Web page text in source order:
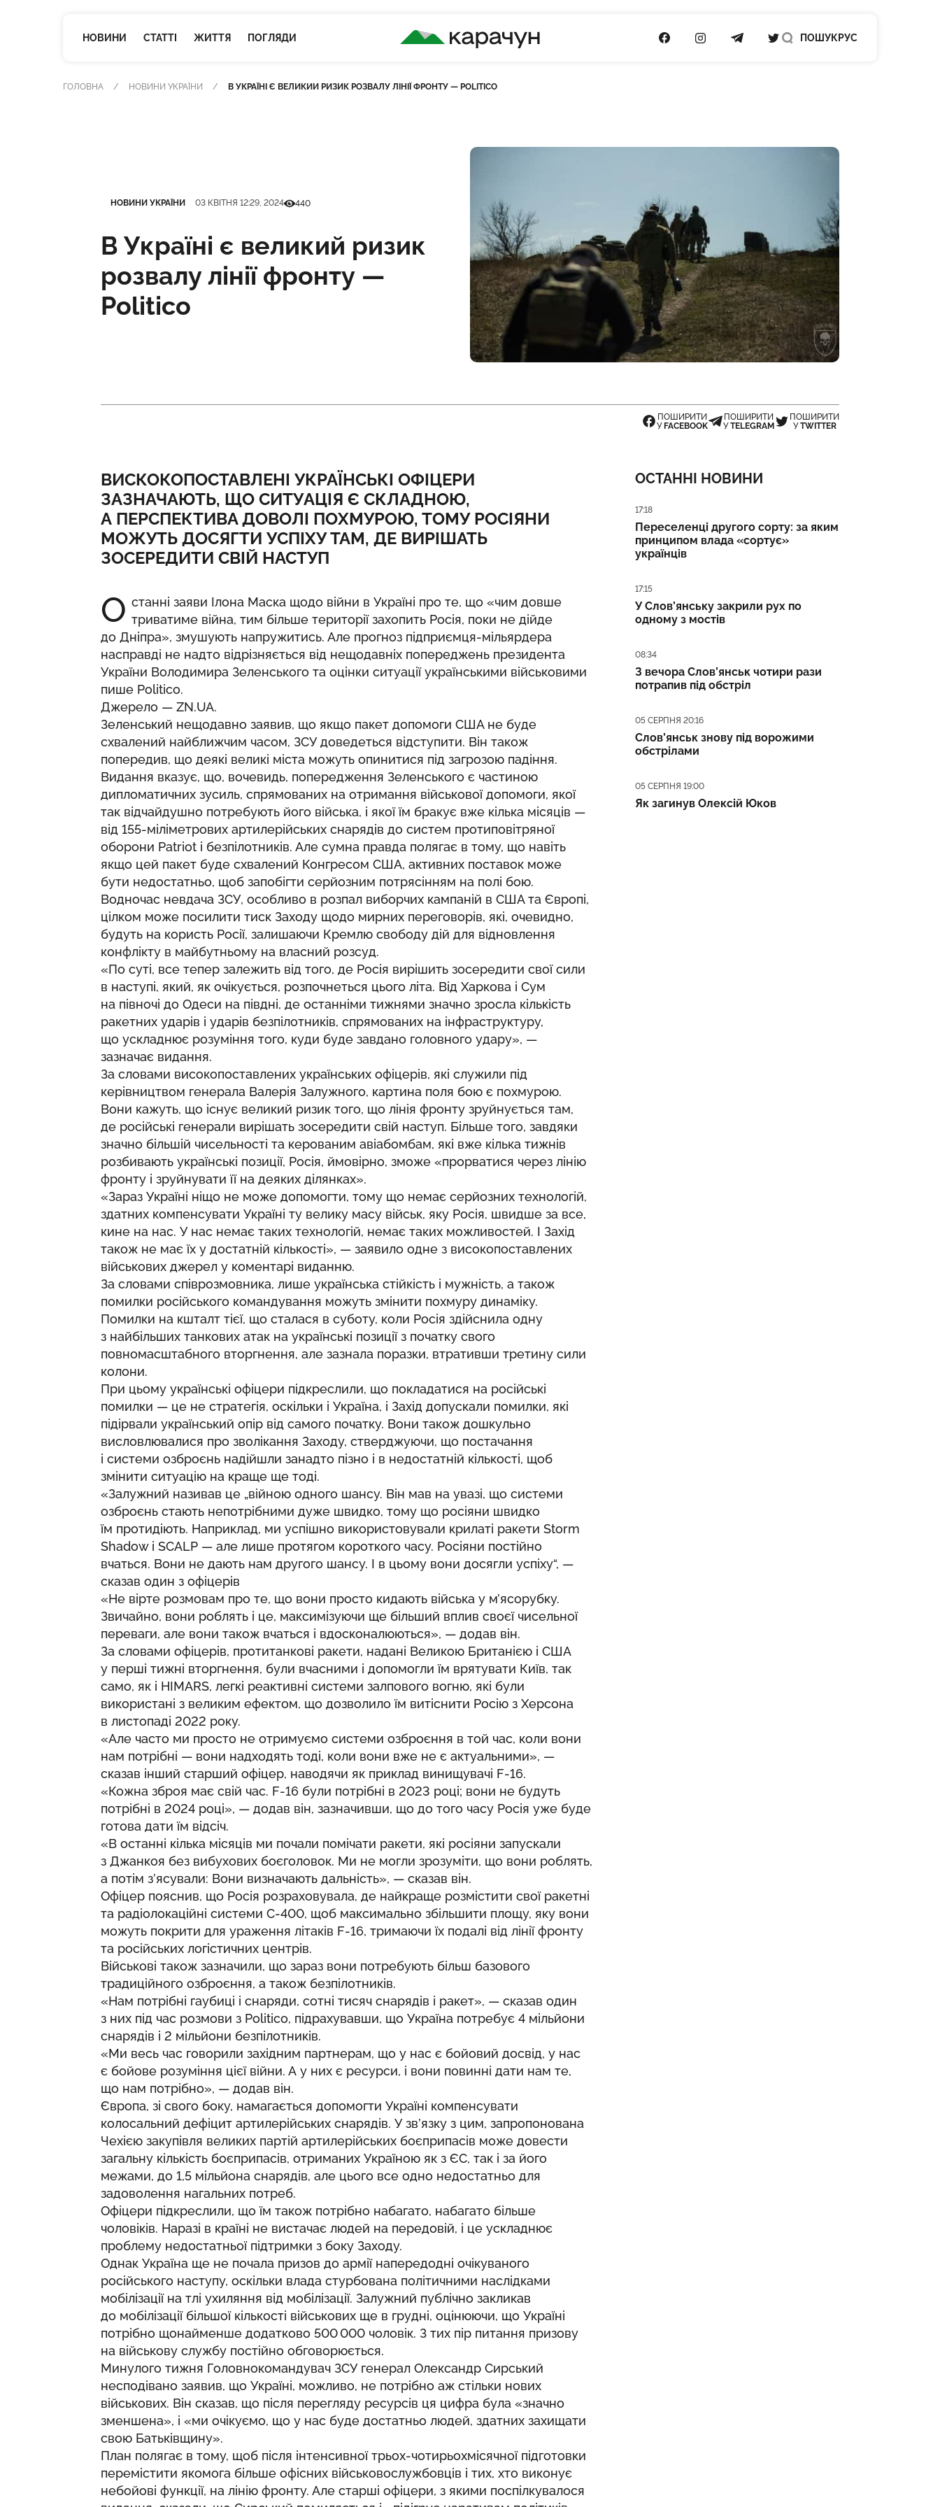
НОВИНИ СТАТТІ ЖИТТЯ ПОГЛЯДИ
КАРАЧУН
ПОСИЛАННЯ НА FACEBOOK
ПОСИЛАННЯ НА INSTAGRAM
ПОСИЛАННЯ НА TELEGRAM
ПОСИЛАННЯ НА TWITTER
ПОШУК РУС
ГОЛОВНА НОВИНИ УКРАЇНИ В УКРАЇНІ Є ВЕЛИКИЙ РИЗИК РОЗВАЛУ ЛІНІЇ ФРОНТУ — POLITICO
НОВИНИ УКРАЇНИ 03 КВІТНЯ 12:29, 2024Кількість переглядів
440
В Україні є великий ризик
розвалу лінії фронту —
Politico
ПОШИРИТИ
У FACEBOOK
ПОШИРИТИ
УTELEGRAM
ПОШИРИТИ
УTWITTER
ВИСКОКОПОСТАВЛЕНІ УКРАЇНСЬКІ ОФІЦЕРИ
ЗАЗНАЧАЮТЬ, ЩО СИТУАЦІЯ Є СКЛАДНОЮ,
А ПЕРСПЕКТИВА ДОВОЛІ ПОХМУРОЮ, ТОМУ РОСІЯНИ
МОЖУТЬ ДОСЯГТИ УСПІХУ ТАМ, ДЕ ВИРІШАТЬ
ЗОСЕРЕДИТИ СВІЙ НАСТУП
О станні заяви Ілона Маска щодо війни в Україні про те, що «чим довше
триватиме війна, тим більше територіїзахопить Росія, поки не дійде
до Дніпра», змушують напружитись. Але прогноз підприємця-мільярдера
насправді не надто відрізняється від нещодавніх попереджень президента
України Володимира Зеленського та оцінки ситуації українськими військовими
пише Politico.
Джерело — ZN.UA.
Зеленський нещодавно заявив, що якщо пакет допомоги США не буде
схвалений найближчим часом, ЗСУ доведеться відступити. Він також
попередив, що деякі великі міста можуть опинитися під загрозою падіння.
Видання вказує, що, вочевидь, попередження Зеленського є частиною
дипломатичних зусиль, спрямованих на отримання військової допомоги, якої
так відчайдушно потребують його війська, і якої їм бракує вже кілька місяців —
від 155-міліметрових артилерійських снарядів до систем протиповітряної
оборони Patriot і безпілотників. Але сумна правда полягає в тому, що навіть
якщо цей пакет буде схвалений Конгресом США, активних поставок може
бути недостатньо, щоб запобігти серйозним потрясінням на полі бою.
Водночас невдача ЗСУ, особливо в розпал виборчих кампаній в США та Європі,
цілком може посилити тиск Заходу щодо мирних переговорів, які, очевидно,
будуть на користь Росії, залишаючи Кремлю свободу дій для відновлення
конфлікту в майбутньому на власний розсуд.
«По суті, все тепер залежить від того, де Росія вирішить зосередити свої сили
в наступі, який, як очікується, розпочнеться цього літа. Від Харкова і Сум
на півночі до Одеси на півдні, де останніми тижнями значно зросла кількість
ракетних ударів і ударів безпілотників, спрямованих на інфраструктуру,
що ускладнює розуміння того, куди буде завдано головного удару», —
зазначає видання.
За словами високопоставлених українських офіцерів, які служили під
керівництвом генерала Валерія Залужного, картина поля бою є похмурою.
Вони кажуть, що існує великий ризик того, що лінія фронту зруйнується там,
де російські генерали вирішать зосередити свій наступ. Більше того, завдяки
значно більшій чисельності та керованим авіабомбам, які вже кілька тижнів
розбивають українські позиції, Росія, ймовірно, зможе «прорватися через лінію
фронту і зруйнувати її на деяких ділянках».
«Зараз Україні ніщо не може допомогти, тому що немає серйозних технологій,
здатних компенсувати Україні ту велику масу військ, яку Росія, швидше за все,
кине на нас. У нас немає таких технологій, немає таких можливостей. І Захід
також не має їх у достатній кількості», — заявило одне з високопоставлених
військових джерел у коментарі виданню.
За словами співрозмовника, лише українська стійкість і мужність, а також
помилки російського командування можуть змінити похмуру динаміку.
Помилки на кшталт тієї, що сталася в суботу, коли Росія здійснила одну
з найбільших танкових атак на українські позиції з початку свого
повномасштабного вторгнення, але зазнала поразки, втративши третину сили
колони.
При цьому українські офіцери підкреслили, що покладатися на російські
помилки — це не стратегія, оскільки і Україна, і Захід допускали помилки, які
підірвали український опір від самого початку. Вони також дошкульно
висловлювалися про зволікання Заходу, стверджуючи, що постачання
і системи озброєнь надійшли занадто пізно і в недостатній кількості, щоб
змінити ситуацію на краще ще тоді.
«Залужний називав це „війною одного шансу. Він мав на увазі, що системи
озброєнь стають непотрібними дуже швидко, тому що росіяни швидко
їм протидіють. Наприклад, ми успішно використовували крилаті ракети Storm
Shadow і SCALP — але лише протягом короткого часу. Росіяни постійно
вчаться. Вони не дають нам другого шансу. І в цьому вони досягли успіху“, —
сказав один з офіцерів
«Не вірте розмовам про те, що вони просто кидають війська у м’ясорубку.
Звичайно, вони роблять і це, максимізуючи ще більший вплив своєї чисельної
переваги, але вони також вчаться і вдосконалюються», — додав він.
За словами офіцерів, протитанкові ракети, надані Великою Британією і США
у перші тижні вторгнення, були вчасними і допомогли їм врятувати Київ, так
само, як і HIMARS, легкі реактивні системи залпового вогню, які були
використані з великим ефектом, що дозволило їм витіснити Росію з Херсона
в листопаді 2022 року.
«Але часто ми просто не отримуємо системи озброєння в той час, коли вони
нам потрібні — вони надходять тоді, коли вони вже не є актуальними», —
сказав інший старший офіцер, наводячи як приклад винищувачі F-16.
«Кожна зброя має свій час. F-16 були потрібні в 2023 році; вони не будуть
потрібні в 2024 році», — додав він, зазначивши, що до того часу Росія уже буде
готова дати їм відсіч.
«В останні кілька місяців ми почали помічати ракети, які росіяни запускали
з Джанкоя без вибухових боєголовок. Ми не могли зрозуміти, що вони роблять,
а потім з’ясували: Вони визначають дальність», — сказав він.
Офіцер пояснив, що Росія розраховувала, де найкраще розмістити свої ракетні
та радіолокаційні системи С-400, щоб максимально збільшити площу, яку вони
можуть покрити для ураження літаків F-16, тримаючи їх подалі від лінії фронту
та російських логістичних центрів.
Військові також зазначили, що зараз вони потребують більш базового
традиційного озброєння, а також безпілотників.
«Нам потрібні гаубиці і снаряди, сотні тисяч снарядів і ракет», — сказав один
з них під час розмови з Politico, підрахувавши, що Україна потребує 4 мільйони
снарядів і 2 мільйони безпілотників.
«Ми весь час говорили західним партнерам, що у нас є бойовий досвід, у нас
є бойове розуміння цієї війни. А у них є ресурси, і вони повинні дати нам те,
що нам потрібно», — додав він.
Європа, зі свого боку, намагається допомогти Україні компенсувати
колосальний дефіцит артилерійських снарядів. У зв’язку з цим, запропонована
Чехією закупівля великих партій артилерійських боєприпасів може довести
загальну кількість боєприпасів, отриманих Україною як з ЄС, так і за його
межами, до 1,5 мільйона снарядів, але цього все одно недостатньо для
задоволення нагальних потреб.
Офіцери підкреслили, що їм також потрібно набагато, набагато більше
чоловіків. Наразі в країні не вистачає людей на передовій, і це ускладнює
проблему недостатньої підтримки з боку Заходу.
Однак Україна ще не почала призов до армії напередодні очікуваного
російського наступу, оскільки влада стурбована політичними наслідками
мобілізації на тлі ухиляння від мобілізації. Залужний публічно закликав
до мобілізації більшої кількості військових ще в грудні, оцінюючи, що Україні
потрібно щонайменше додатково 500 000 чоловік. З тих пір питання призову
на військову службу постійно обговорюється.
Минулого тижня Головнокомандувач ЗСУ генерал Олександр Сирський
несподівано заявив, що Україні, можливо, не потрібно аж стільки нових
військових. Він сказав, що після перегляду ресурсів ця цифра була «значно
зменшена», і «ми очікуємо, що у нас буде достатньо людей, здатних захищати
свою Батьківщину».
План полягає в тому, щоб після інтенсивної трьох-чотирьохмісячної підготовки
перемістити якомога більше офісних військовослужбовців і тих, хто виконує
небойові функції, на лінію фронту. Але старші офіцери, з якими поспілкувалося
ОСТАННІ НОВИНИ
Дата публікації
17:18
Переселенці другого сорту: за яким
принципом влада «сортує»
українців
Дата публікації
17:15
У Слов’янську закрили рух по
одному з мостів
Дата публікації
08:34
З вечора Слов’янськ чотири рази
потрапив під обстріл
Дата публікації
05 СЕРПНЯ 20:16
Слов’янськ знову під ворожими
обстрілами
Дата публікації
05 СЕРПНЯ 19:00
Як загинув Олексій Юков